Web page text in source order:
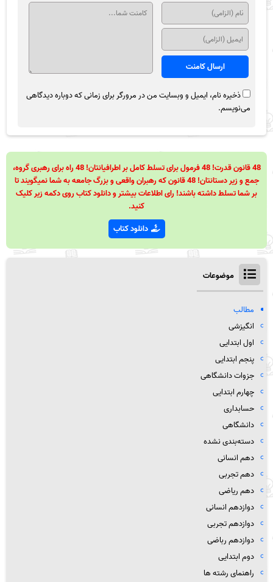
ذخیره نام، ایمیل و وبسایت من در مرورگر برای زمانی که دوباره دیدگاهی
می‌نویسم.
48 قانون قدرت! 48 فرمول برای تسلط کامل بر اطرافیانتان! 48 راه برای رهبری گروه،
جمع و زیر دستانتان! 48 قانون که رهبران واقعی و بزرگ جامعه به شما نمیگویند تا
بر شما تسلط داشته باشند! رای اطلاعات بیشتر و دانلود کتاب روی دکمه زیر کلیک
کنید.
دانلود کتاب
موضوعات
مطالب
انگیزشی
اول ابتدایی
پنجم ابتدایی
جزوات دانشگاهی
چهارم ابتدایی
حسابداری
دانشگاهی
دسته‌بندی نشده
دهم انسانی
دهم تجربی
دهم ریاضی
دوازدهم انسانی
دوازدهم تجربی
دوازدهم رباضی
دوم ابتدایی
راهنمای رشته ها